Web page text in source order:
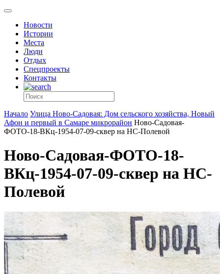
Новости
Истории
Места
Люди
Отдых
Спецпроекты
Контакты
Начало Улица Ново-Садовая: Дом сельского хозяйства, Новый
Афон и первый в Самаре микрорайон Ново-Садовая-
ФОТО-18-ВКц-1954-07-09-сквер на НС-Полевой
Ново-Садовая-ФОТО-18-
ВКц-1954-07-09-сквер на НС-
Полевой